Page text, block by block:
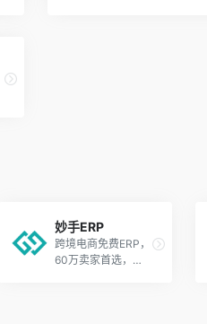
妙手ERP
跨境电商免费ERP，
60万卖家首选，不